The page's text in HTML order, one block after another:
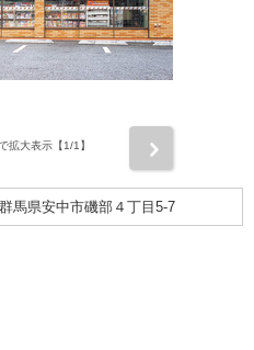
拡大表示【1/1】
群馬県安中市磯部４丁目5-7